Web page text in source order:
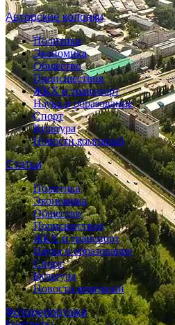
Авторские колонки
Политика
Экономика
Общество
Происшествия
ЖКХ и транспорт
Наука и образование
Спорт
Культура
Новости компаний
Статьи
Политика
Экономика
Общество
Происшествия
ЖКХ и транспорт
Наука и образование
Спорт
Культура
Новости компаний
Фоторепортажи